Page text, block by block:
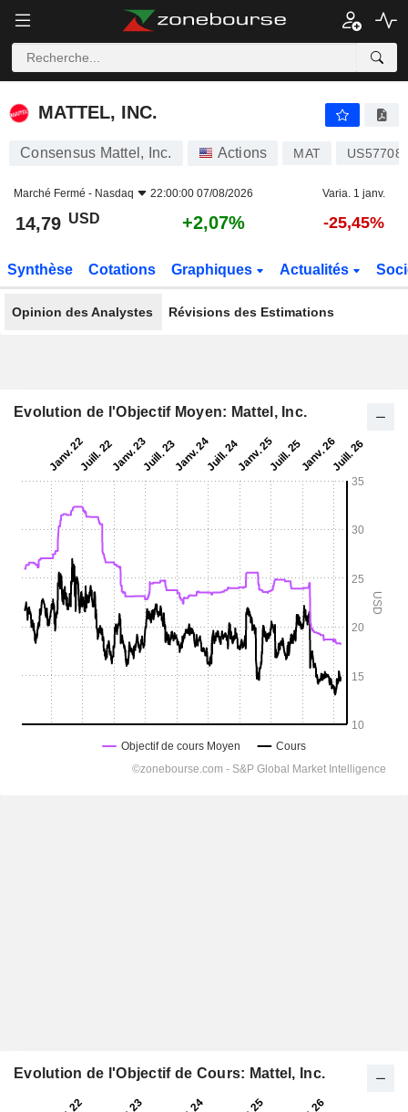
MATTEL, INC.
MATTEL, INC.
Consensus Mattel, Inc. Actions MAT
Marché Fermé - Nasdaq 22:00:00 07/08/2026 Varia. 1 janv.
14,79 USD +2,07% -25,45%
Synthèse Cotations Graphiques Actualités
Opinion des Analystes Révisions des Estimations
Evolution de l'Objectif Moyen: Mattel, Inc.
Evolution de l'Objectif de Cours: Mattel, Inc.